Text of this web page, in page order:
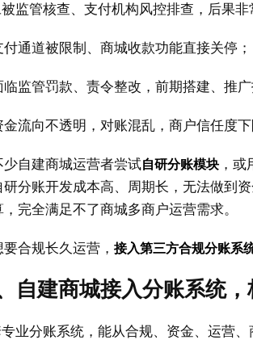
监管核查、支付机构风控排查，后果非
付通道被限制、商城收款功能直接关停；
临监管罚款、责令整改，前期搭建、推广
金流向不透明，对账混乱，商户信任度下
少自建商城运营者尝试自研分账模块 ，
研分账开发成本高、周期长，无法做到
，完全满足不了商城多商户运营需求。
要合规长久运营， 接入第三方合规分账系
自建商城接入分账系统
业分账系统，能从合规、资金、运营